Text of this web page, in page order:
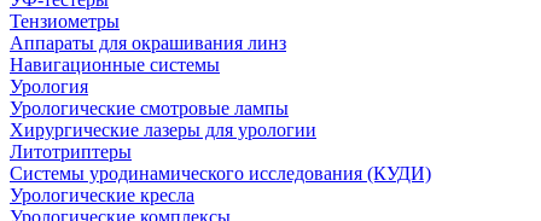
Тензиометры
Аппараты для окрашивания линз
Навигационные системы
Урология
Урологические смотровые лампы
Хирургические лазеры для урологии
Литотриптеры
Системы уродинамического исследования (КУДИ)
Урологические кресла
Урологические комплексы